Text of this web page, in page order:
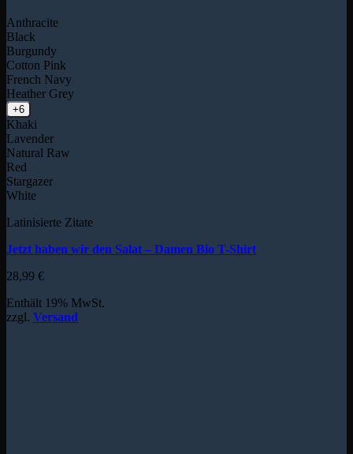
Anthracite
Black
Burgundy
Cotton Pink
French Navy
Heather Grey
+6
Khaki
Lavender
Natural Raw
Red
Stargazer
White
Latinisierte Zitate
Jetzt haben wir den Salat – Damen Bio T-Shirt
28,99 €
Enthält 19% MwSt.
zzgl. Versand